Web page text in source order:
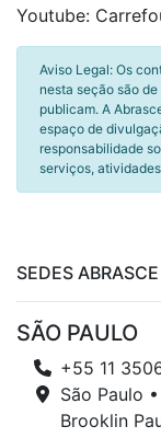
Youtube:
Aviso Legal: Os
nesta seção são
publicam. A
espaço de
responsabilidade
serviços,
SEDES ABRASCE
SÃO PAULO
+55 11
São Paulo
Brooklin